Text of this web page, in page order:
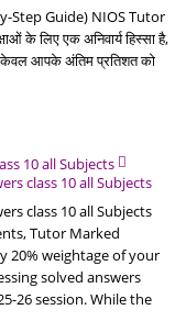
Step Guide) NIOS Tutor
के लिए एक अनिवार्य हिस्सा है,
आपके अंतिम प्रतिशत को
class 10 all Subjects
class 10 all Subjects
Tutor Marked
20% weightage of your
solved answers
26 session. While the